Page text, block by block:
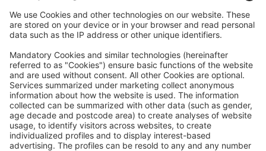
Code of Conduct
Accessibility Statement
ROWE SOCIAL
СЕРТИФИЦИРАНО ОТ